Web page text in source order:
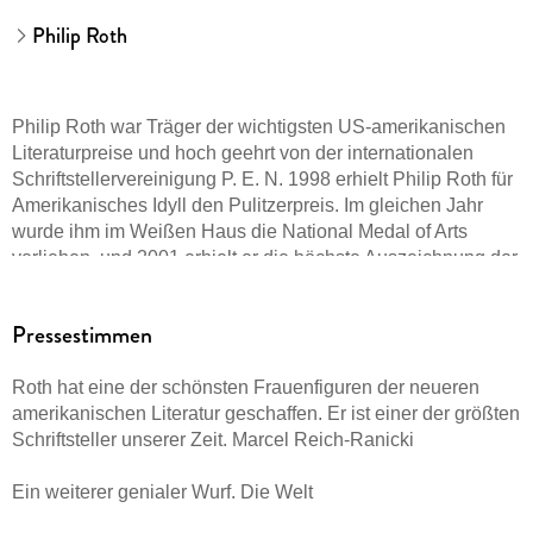
Philip Roth
Philip Roth war Träger der wichtigsten US-amerikanischen
Literaturpreise und hoch geehrt von der internationalen
Schriftstellervereinigung P. E. N. 1998 erhielt Philip Roth für
Amerikanisches Idyll den Pulitzerpreis. Im gleichen Jahr
wurde ihm im Weißen Haus die National Medal of Arts
verliehen, und 2001 erhielt er die höchste Auszeichnung der
Saul Bellow ausgezeichnet worden sind. Er hat zweimal
Circle Award erhalten und dreimal den PEN/Faulkner Award
und außerdem den PEN/Nabokov Award und den PEN/Saul
Bellow Award. 2011 wurde ihm der Man Booker International
Autor mit europäisch-jüdischem Hintergrund schrieb
Pressestimmen
Roth hat eine der schönsten Frauenfiguren der neueren
amerikanischen Literatur geschaffen. Er ist einer der größten
Schriftsteller unserer Zeit. Marcel Reich-Ranicki
Ein weiterer genialer Wurf. Die Welt